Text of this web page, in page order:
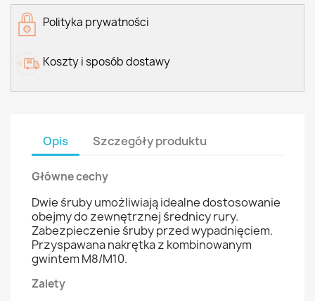
Polityka prywatności
Koszty i sposób dostawy
Opis Szczegóły produktu
Główne cechy
Dwie śruby umożliwiają idealne dostosowanie
obejmy do zewnętrznej średnicy rury.
Zabezpieczenie śruby przed wypadnięciem.
Przyspawana nakrętka z kombinowanym
gwintem M8/M10.
Zalety